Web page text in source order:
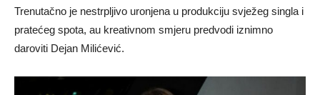
Trenutačno je nestrpljivo uronjena u produkciju svježeg singla i
pratećeg spota, au kreativnom smjeru predvodi iznimno
daroviti Dejan Milićević.